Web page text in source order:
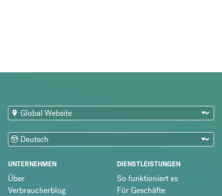
UNTERNEHMEN
Über
Verbraucherblog
DIENSTLEISTUNGEN
So funktioniert es
Für Geschäfte